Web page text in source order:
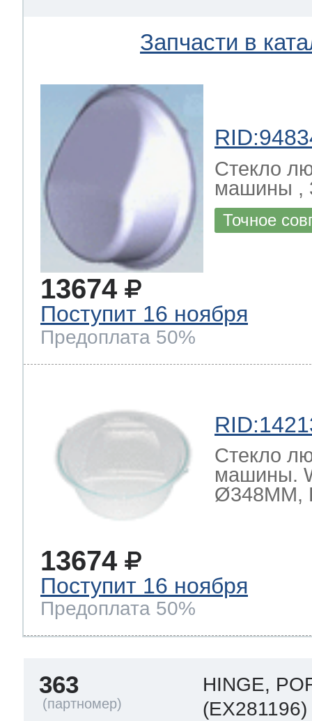
Запчасти в
Стекло
машины ,
Точное
13674
Поступит 16 ноября
Предоплата 50%
Стекло
машины.
Ø348MM,
13674
Поступит 16 ноября
Предоплата 50%
363
HINGE,
(EX281196)